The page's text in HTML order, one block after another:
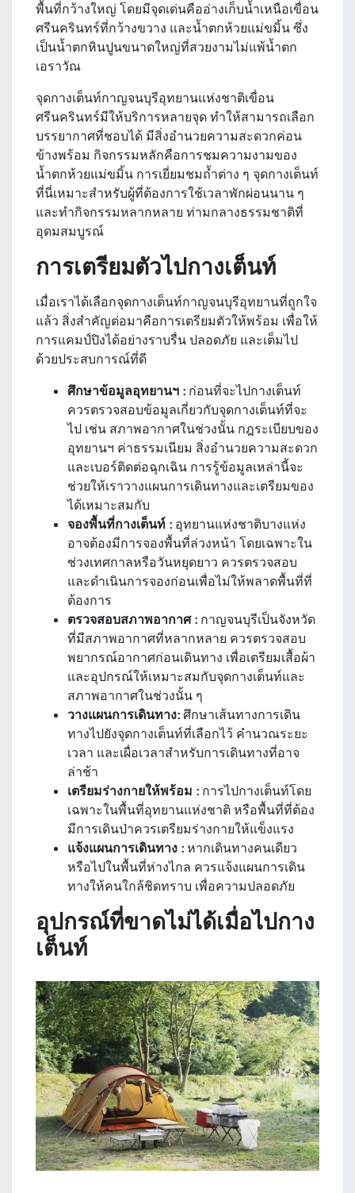
พื้นที่กว้างใหญ่ โดยมีจุดเด่นคืออ่างเก็บน้ำเหนือเขื่อน
ศรีนครินทร์ที่กว้างขวาง และน้ำตกห้วยแม่ขมิ้น ซึ่ง
เป็นน้ำตกหินปูนขนาดใหญ่ที่สวยงามไม่แพ้น้ำตก
เอราวัณ
จุดกางเต็นท์กาญจนบุรีอุทยานแห่งชาติเขื่อน
ศรีนครินทร์มีให้บริการหลายจุด ทำให้สามารถเลือก
บรรยากาศที่ชอบได้ มีสิ่งอำนวยความสะดวกค่อน
ข้างพร้อม กิจกรรมหลักคือการชมความงามของ
น้ำตกห้วยแม่ขมิ้น การเยี่ยมชมถ้ำต่าง ๆ จุดกางเต็นท์
ที่นี่เหมาะสำหรับผู้ที่ต้องการใช้เวลาพักผ่อนนาน ๆ
และทำกิจกรรมหลากหลาย ท่ามกลางธรรมชาติที่
อุดมสมบูรณ์
การเตรียมตัวไปกางเต็นท์
เมื่อเราได้เลือกจุดกางเต็นท์กาญจนบุรีอุทยานที่ถูกใจ
แล้ว สิ่งสำคัญต่อมาคือการเตรียมตัวให้พร้อม เพื่อให้
การแคมป์ปิงได้อย่างราบรื่น ปลอดภัย และเต็มไป
ด้วยประสบการณ์ที่ดี
ศึกษาข้อมูลอุทยานฯ : ก่อนที่จะไปกางเต็นท์
ควรตรวจสอบข้อมูลเกี่ยวกับจุดกางเต็นท์ที่จะ
ไป เช่น สภาพอากาศในช่วงนั้น กฎระเบียบของ
อุทยานฯ ค่าธรรมเนียม สิ่งอำนวยความสะดวก
และเบอร์ติดต่อฉุกเฉิน การรู้ข้อมูลเหล่านี้จะ
ช่วยให้เราวางแผนการเดินทางและเตรียมของ
ได้เหมาะสมกับ
จองพื้นที่กางเต็นท์ : อุทยานแห่งชาติบางแห่ง
อาจต้องมีการจองพื้นที่ล่วงหน้า โดยเฉพาะใน
ช่วงเทศกาลหรือวันหยุดยาว ควรตรวจสอบ
และดำเนินการจองก่อนเพื่อไม่ให้พลาดพื้นที่ที่
ต้องการ
ตรวจสอบสภาพอากาศ : กาญจนบุรีเป็นจังหวัด
ที่มีสภาพอากาศที่หลากหลาย ควรตรวจสอบ
พยากรณ์อากาศก่อนเดินทาง เพื่อเตรียมเสื้อผ้า
และอุปกรณ์ให้เหมาะสมกับจุดกางเต็นท์และ
สภาพอากาศในช่วงนั้น ๆ
วางแผนการเดินทาง: ศึกษาเส้นทางการเดิน
ทางไปยังจุดกางเต็นท์ที่เลือกไว้ คำนวณระยะ
เวลา และเผื่อเวลาสำหรับการเดินทางที่อาจ
ล่าช้า
เตรียมร่างกายให้พร้อม : การไปกางเต็นท์โดย
เฉพาะในพื้นที่อุทยานแห่งชาติ หรือพื้นที่ที่ต้อง
มีการเดินป่าควรเตรียมร่างกายให้แข็งแรง
แจ้งแผนการเดินทาง : หากเดินทางคนเดียว
หรือไปในพื้นที่ห่างไกล ควรแจ้งแผนการเดิน
ทางให้คนใกล้ชิดทราบ เพื่อความปลอดภัย
อุปกรณ์ที่ขาดไม่ได้เมื่อไปกาง
เต็นท์